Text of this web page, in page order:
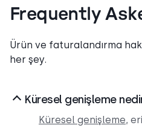
Frequently
Ürün ve faturalandırma
her şey.
Küresel genişleme
Küresel genişleme,